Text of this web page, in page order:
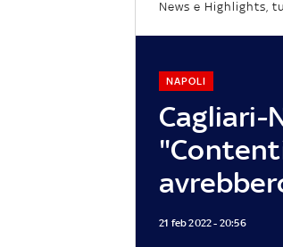
News e Highlights,
Cagliari-
NAPOLI
21 feb 2022 - 20:56